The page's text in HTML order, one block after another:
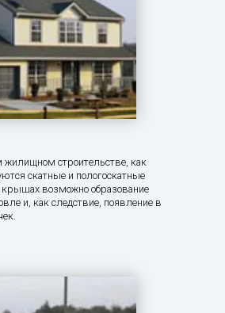
жилищном строительстве, как
скатные и пологоскатные
возможно образование
и, как следствие, появление в